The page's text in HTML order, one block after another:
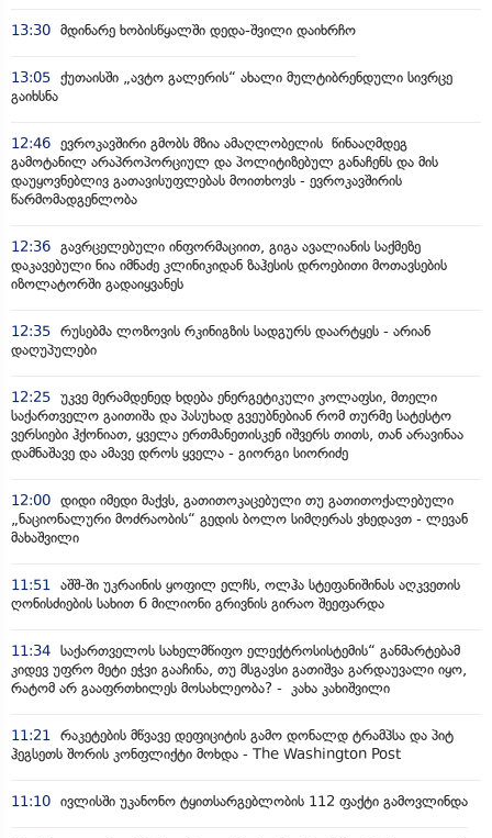
13:30 მდინარე ხობისწყალში დედა-შვილი დაიხრჩო
13:05 ქუთაისში „ავტო გალერის“ ახალი მულტიბრენდული სივრცე
გაიხსნა
12:46 ევროკავშირი გმობს მზია ამაღლობელის წინააღმდეგ
გამოტანილ არაპროპორციულ და პოლიტიზებულ განაჩენს და მის
დაუყოვნებლივ გათავისუფლებას მოითხოვს - ევროკავშირის
წარმომადგენლობა
12:36 გავრცელებული ინფორმაციით, გიგა ავალიანის საქმეზე
დაკავებული ნია იმნაძე კლინიკიდან ზაჰესის დროებითი მოთავსების
იზოლატორში გადაიყვანეს
12:35 რუსებმა ლოზოვის რკინიგზის სადგურს დაარტყეს - არიან
დაღუპულები
12:25 უკვე მერამდენედ ხდება ენერგეტიკული კოლაფსი, მთელი
საქართველო გაითიშა და პასუხად გვეუბნებიან რომ თურმე სატესტო
ვერსიები ჰქონიათ, ყველა ერთმანეთისკენ იშვერს თითს, თან არავინაა
დამნაშავე და ამავე დროს ყველა - გიორგი სიორიძე
12:00 დიდი იმედი მაქვს, გათითოკაცებული თუ გათითოქალებული
„ნაციონალური მოძრაობის“ გედის ბოლო სიმღერას ვხედავთ - ლევან
მახაშვილი
11:51
აშშ-ში უკრაინის ყოფილ ელჩს, ოლჰა სტეფანიშინას აღკვეთის
ღონისძიების სახით 6 მილიონი გრივნის გირაო შეეფარდა
11:34 საქართველოს სახელმწიფო ელექტროსისტემის“ განმარტებამ
კიდევ უფრო მეტი ეჭვი გააჩინა, თუ მსგავსი გათიშვა გარდაუვალი იყო,
რატომ არ გააფრთხილეს მოსახლეობა? - კახა კახიშვილი
11:21
რაკეტების მწვავე დეფიციტის გამო დონალდ ტრამპსა და პიტ
ჰეგსეთს შორის კონფლიქტი მოხდა - The Washington Post
11:10 ივლისში უკანონო ტყითსარგებლობის 112 ფაქტი გამოვლინდა